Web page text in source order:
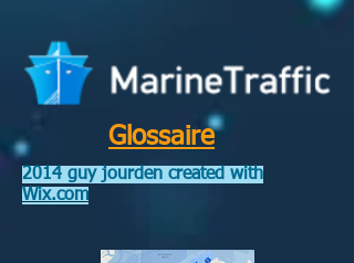
Glossaire
2014 guy jourden created with
Wix.com